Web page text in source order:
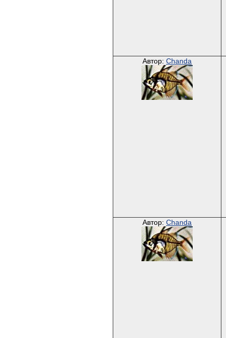
Автор: Chanda
Автор: Chanda